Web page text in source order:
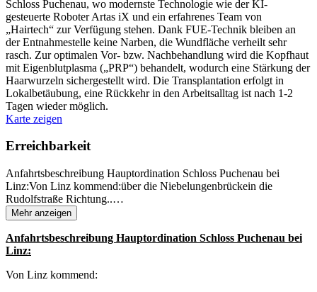
Schloss Puchenau, wo modernste Technologie wie der KI-
gesteuerte Roboter Artas iX und ein erfahrenes Team von
„Hairtech“ zur Verfügung stehen. Dank FUE-Technik bleiben an
der Entnahmestelle keine Narben, die Wundfläche verheilt sehr
rasch. Zur optimalen Vor- bzw. Nachbehandlung wird die Kopfhaut
mit Eigenblutplasma („PRP“) behandelt, wodurch eine Stärkung der
Haarwurzeln sichergestellt wird. Die Transplantation erfolgt in
Lokalbetäubung, eine Rückkehr in den Arbeitsalltag ist nach 1-2
Tagen wieder möglich.
Karte zeigen
Erreichbarkeit
Anfahrtsbeschreibung Hauptordination Schloss Puchenau bei
Linz:Von Linz kommend:über die Niebelungenbrückein die
Rudolfstraße Richtung..…
Mehr anzeigen
Anfahrtsbeschreibung Hauptordination Schloss Puchenau bei
Linz:
Von Linz kommend: